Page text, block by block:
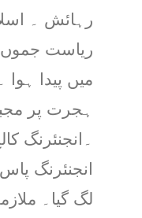
رہائش ۔
ریاست
میں پیدا ہوا
ہجرت پر
۔انجنئرنگ
انجنئرنگ
لگ گیا۔